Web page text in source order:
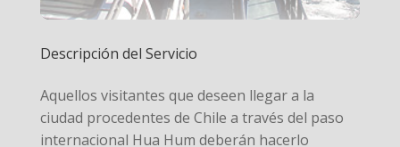
Descripción del Servicio
Aquellos visitantes que deseen llegar a la
ciudad procedentes de Chile a través del paso
internacional Hua Hum deberán hacerlo